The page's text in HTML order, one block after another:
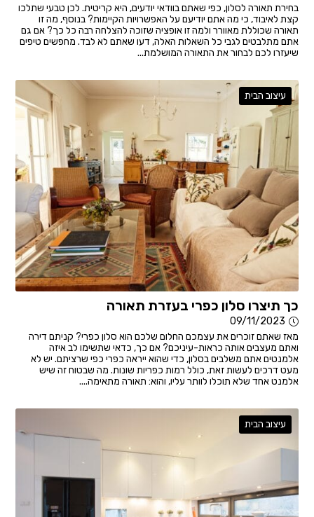
בחירת תאורה לסלון, כפי שאתם בוודאי יודעים, היא קריטית. לכן טבעי שתלכו
קצת לאיבוד, כי מה אתם יודיעם על האפשרויות הקיימות? בנוסף, מה זו
תאורה שכוללת מאוורר ולמה זו אופציה שזוכה להצלחה רבה כל כך? אם גם
אתם מתלבטים לגבי כל השאלות האלה, דעו שאתם לא לבד. מחפשים טיפים
שיעזרו לכם לבחור את התאורה המושלמת...
עיצוב הבית
כך תיצרו סלון כפרי בעזרת תאורה
09/11/2023
מאז שאתם זוכרים את עצמכם החלום שלכם הוא סלון כפרי? קניתם דירה
ואתם מעצבים אותה כראות-עיניכם? אם כך, כדאי שתשימו לב איזה
אלמנטים אתם משלבים בסלון, כדי שהוא ייראה כפרי כפי שרציתם. יש לא
מעט דרכים לעשות זאת, כולל רמות כפריות שונות. מה שבטוח זה שיש
אלמנט אחד שלא תוכלו לוותר עליו, והוא: תאורה מתאימה....
עיצוב הבית